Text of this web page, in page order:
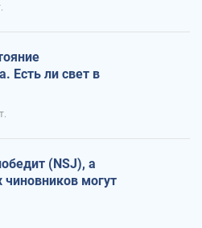
Есть ли свет в
(NSJ), а
могут